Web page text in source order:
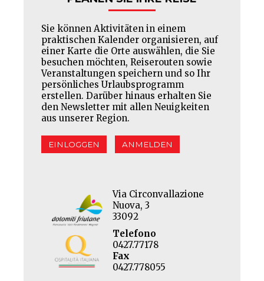
Sie können Aktivitäten in einem
praktischen Kalender organisieren, auf
einer Karte die Orte auswählen, die Sie
besuchen möchten, Reiserouten sowie
Veranstaltungen speichern und so Ihr
persönliches Urlaubsprogramm
erstellen. Darüber hinaus erhalten Sie
den Newsletter mit allen Neuigkeiten
aus unserer Region.
EINLOGGEN ANMELDEN
Via Circonvallazione
Nuova, 3
33092
Telefono
0427.77178
Fax
0427.778055